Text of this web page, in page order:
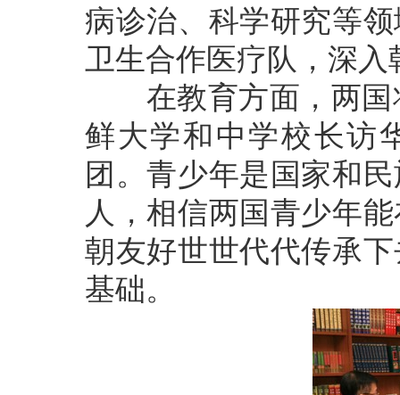
病诊治、科学研究等
卫生合作医疗队，深
在教育方面，两国
鲜大学和中学校长访
团。青少年是国家和
人，相信两国青少年
朝友好世世代代传承
基础。